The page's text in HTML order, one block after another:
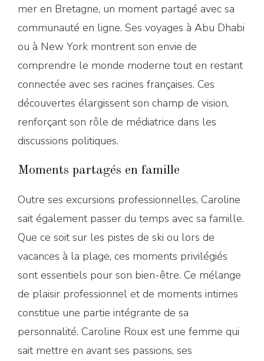
mer en Bretagne, un moment partagé avec sa
communauté en ligne. Ses voyages à Abu Dhabi
ou à New York montrent son envie de
comprendre le monde moderne tout en restant
connectée avec ses racines françaises. Ces
découvertes élargissent son champ de vision,
renforçant son rôle de médiatrice dans les
discussions politiques.
Moments partagés en famille
Outre ses excursions professionnelles, Caroline
sait également passer du temps avec sa famille.
Que ce soit sur les pistes de ski ou lors de
vacances à la plage, ces moments privilégiés
sont essentiels pour son bien-être. Ce mélange
de plaisir professionnel et de moments intimes
constitue une partie intégrante de sa
personnalité. Caroline Roux est une femme qui
sait mettre en avant ses passions, ses